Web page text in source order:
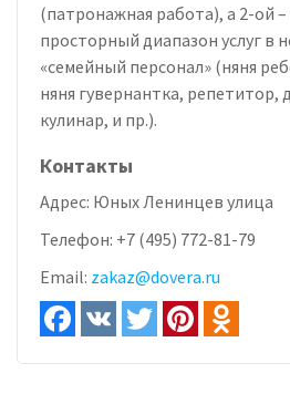
(патронажная работа), а 2-ой
просторный диапазон услуг в
«семейный персонал» (няня
няня гувернантка,
кулинар, и пр.).
Контакты
Адрес: Юных Ленинцев улица
Телефон: +7 (495) 772-81-79
Email: zakaz@dovera.ru